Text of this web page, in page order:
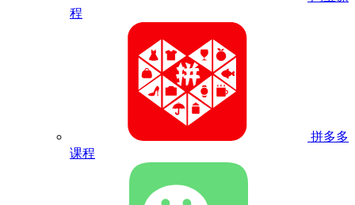
程
拼多多
课程